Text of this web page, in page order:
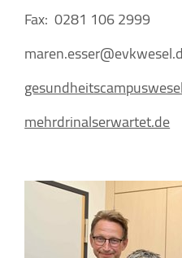
Fax: 0281 106 2999
mehrdrinalserwartet.de